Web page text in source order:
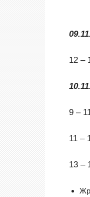
09
12 –
10
9 –
11 –
13 –